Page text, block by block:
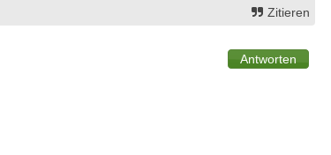
Zitieren
Starte als selbständige Ergotherapeut*in
40000-49999 - Duisburg-Stadtmitte